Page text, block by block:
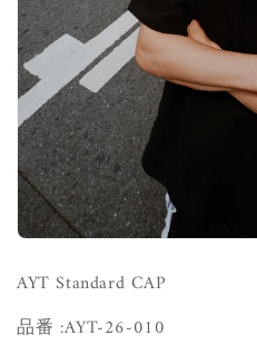
AYT Standard CAP
品番 :AYT-26-010